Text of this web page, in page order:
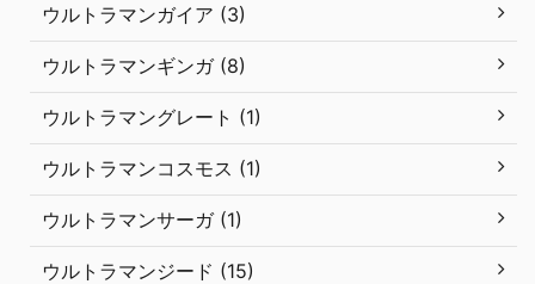
ウルトラマンガイア (3)
ウルトラマンギンガ (8)
ウルトラマングレート (1)
ウルトラマンコスモス (1)
ウルトラマンサーガ (1)
ウルトラマンジード (15)